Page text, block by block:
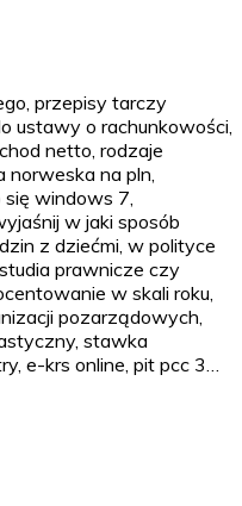
przepisy tarczy
ustawy o rachunkowości,
netto, rodzaje
norweska na pln,
się windows 7,
w jaki sposób
z dziećmi, w polityce
prawnicze czy
w skali roku,
pozarządowych,
stawka
e-krs online, pit pcc 3…